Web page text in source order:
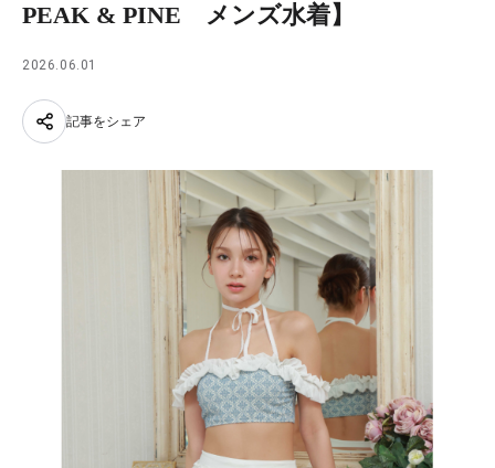
PEAK & PINE メンズ水着】
2026.06.01
記事をシェア